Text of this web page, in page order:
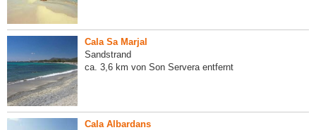
Cala Sa Marjal
Sandstrand
ca. 3,6 km von Son Servera entfernt
Cala Albardans